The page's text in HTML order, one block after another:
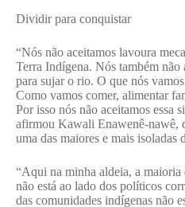
Dividir para conquistar
“Nós não aceitamos lavoura
Terra Indígena. Nós também não
para sujar o rio. O que nós
Como vamos comer, alimentar
Por isso nós não aceitamos essa
afirmou Kawali Enawenê-nawê,
uma das maiores e mais isoladas
“Aqui na minha aldeia, a maioria
não está ao lado dos políticos
das comunidades indígenas não